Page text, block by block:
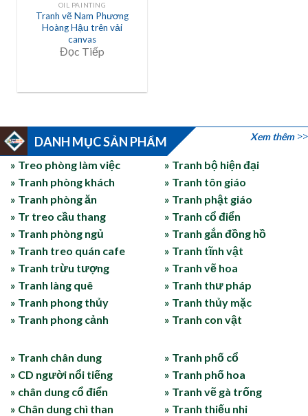
OIL PAINTING
Tranh vẽ Nam Phương
Hoàng Hậu trên vải
canvas
Đọc Tiếp
DANH MỤC SẢN PHẨM Xem thêm
» Treo phòng làm việc
» Tranh phòng khách
» Tranh phòng ăn
» Tr treo cầu thang
» Tranh phòng ngủ
» Tranh treo quán cafe
» Tranh trừu tượng
» Tranh làng quê
» Tranh phong thủy
» Tranh phong cảnh
» Tranh bộ hiện đại
» Tranh tôn giáo
» Tranh phật giáo
» Tranh cổ điển
» Tranh gắn đồng hồ
» Tranh tĩnh vật
» Tranh vẽ hoa
» Tranh thư pháp
» Tranh thủy mặc
» Tranh con vật
» Tranh chân dung
» CD người nổi tiếng
» chân dung cổ điển
» Chân dung chì than
» Tranh phố cổ
» Tranh phố hoa
» Tranh vẽ gà trống
» Tranh thiếu nhi